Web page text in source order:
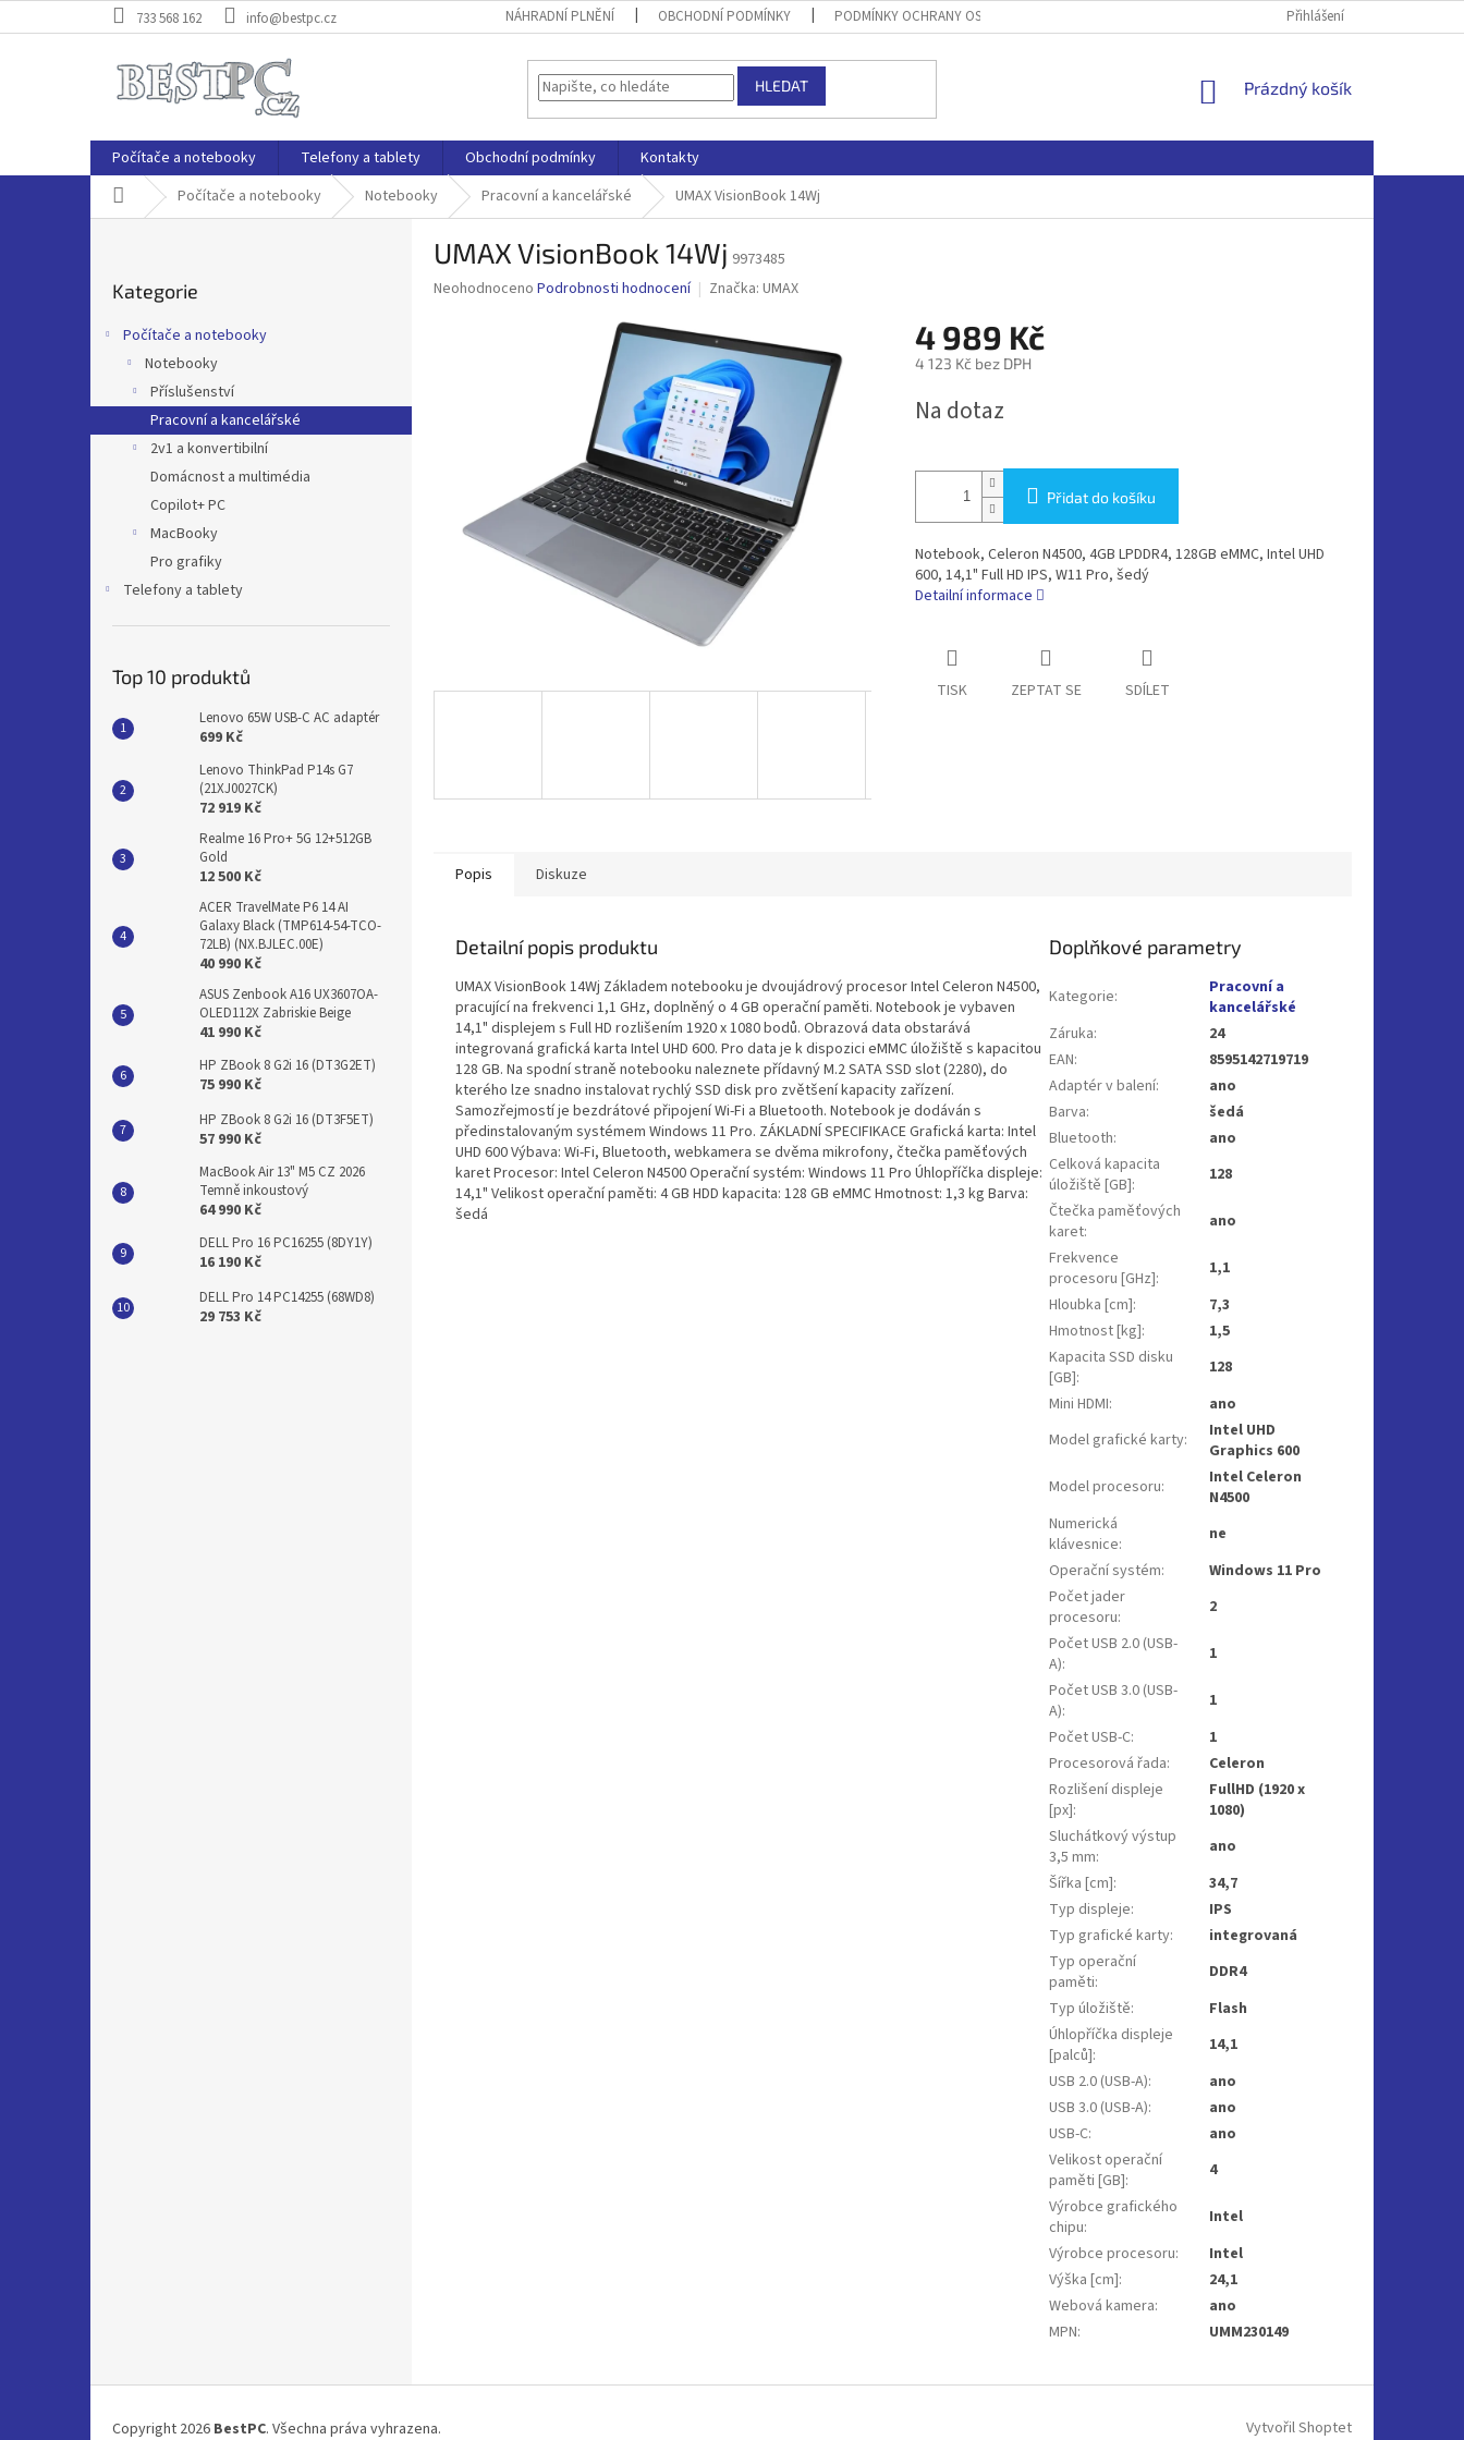
na
733 568 162 info@bestpc.cz NÁHRADNÍ PLNĚNÍ OBCHODNÍ PODMÍNKY PODMÍNKY OCHRANY OSOBNÍCH ÚDAJŮ Přihlášení
HLEDAT
NÁKUPNÍ
Prázdný košík
Počítače a notebooky Telefony a tablety Obchodní podmínky
Kontakty
Domů Počítače a notebooky Notebooky Pracovní a kancelářské UMAX VisionBook 14Wj
kategorie
Kategorie
Počítače a notebooky
Notebooky
Příslušenství
Pracovní a kancelářské
2v1 a konvertibilní
Domácnost a multimédia
Copilot+ PC
MacBooky
Pro grafiky
Telefony a tablety
Top 10 produktů
Lenovo 65W USB-C AC adaptér
699 Kč
Lenovo ThinkPad P14s G7
(21XJ0027CK)
72 919 Kč
Realme 16 Pro+ 5G 12+512GB
Gold
12 500 Kč
ACER TravelMate P6 14 AI
Galaxy Black (TMP614-54-TCO-
72LB) (NX.BJLEC.00E)
40 990 Kč
ASUS Zenbook A16 UX3607OA-
OLED112X Zabriskie Beige
41 990 Kč
HP ZBook 8 G2i 16 (DT3G2ET)
75 990 Kč
HP ZBook 8 G2i 16 (DT3F5ET)
57 990 Kč
MacBook Air 13" M5 CZ 2026
Temně inkoustový
64 990 Kč
DELL Pro 16 PC16255 (8DY1Y)
16 190 Kč
DELL Pro 14 PC14255 (68WD8)
29 753 Kč
UMAX VisionBook 14Wj 9973485
Průměrné
Neohodnoceno Podrobnosti hodnocení Značka: UMAX
4 989 Kč
4 123 Kč bez DPH
cena:
Na dotaz
Přidat do košíku
Notebook, Celeron N4500, 4GB LPDDR4, 128GB eMMC, Intel UHD
600, 14,1" Full HD IPS, W11 Pro, šedý
Detailní informace
TISK ZEPTAT SE SDÍLET
Popis Diskuze
Detailní popis produktu
UMAX VisionBook 14Wj Základem notebooku je dvoujádrový procesor Intel Celeron N4500,
pracující na frekvenci 1,1 GHz, doplněný o 4 GB operační paměti. Notebook je vybaven
14,1" displejem s Full HD rozlišením 1920 x 1080 bodů. Obrazová data obstarává
integrovaná grafická karta Intel UHD 600. Pro data je k dispozici eMMC úložiště s kapacitou
128 GB. Na spodní straně notebooku naleznete přídavný M.2 SATA SSD slot (2280), do
kterého lze snadno instalovat rychlý SSD disk pro zvětšení kapacity zařízení.
Samozřejmostí je bezdrátové připojení Wi-Fi a Bluetooth. Notebook je dodáván s
předinstalovaným systémem Windows 11 Pro. ZÁKLADNÍ SPECIFIKACE Grafická karta: Intel
UHD 600 Výbava: Wi-Fi, Bluetooth, webkamera se dvěma mikrofony, čtečka paměťových
karet Procesor: Intel Celeron N4500 Operační systém: Windows 11 Pro Úhlopříčka displeje:
14,1" Velikost operační paměti: 4 GB HDD kapacita: 128 GB eMMC Hmotnost: 1,3 kg Barva:
šedá
Doplňkové parametry
Kategorie:
Pracovní a
kancelářské
Záruka:
24
EAN:
8595142719719
Adaptér v balení:
ano
Barva:
šedá
Bluetooth:
ano
Celková kapacita
úložiště [GB]:
128
Čtečka paměťových
karet:
ano
Frekvence
procesoru [GHz]:
1,1
Hloubka [cm]:
7,3
Hmotnost [kg]:
1,5
Kapacita SSD disku
[GB]:
128
Mini HDMI:
ano
Model grafické karty:
Intel UHD
Graphics 600
Model procesoru:
Intel Celeron
N4500
Numerická
klávesnice:
ne
Operační systém:
Windows 11 Pro
Počet jader
procesoru:
2
Počet USB 2.0 (USB-
A):
1
Počet USB 3.0 (USB-
A):
1
Počet USB-C:
1
Procesorová řada:
Celeron
Rozlišení displeje
[px]:
FullHD (1920 x
1080)
Sluchátkový výstup
3,5 mm:
ano
Šířka [cm]:
34,7
Typ displeje:
IPS
Typ grafické karty:
integrovaná
Typ operační
paměti:
DDR4
Typ úložiště:
Flash
Úhlopříčka displeje
[palců]:
14,1
USB 2.0 (USB-A):
ano
USB 3.0 (USB-A):
ano
USB-C:
ano
Velikost operační
paměti [GB]:
4
Výrobce grafického
chipu:
Intel
Výrobce procesoru:
Intel
Výška [cm]:
24,1
Webová kamera:
ano
MPN: UMM230149
Vytvořil Shoptet
Copyright 2026 BestPC. Všechna práva vyhrazena.